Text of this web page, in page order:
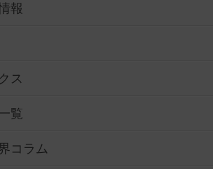
報
ス
覧
コラム